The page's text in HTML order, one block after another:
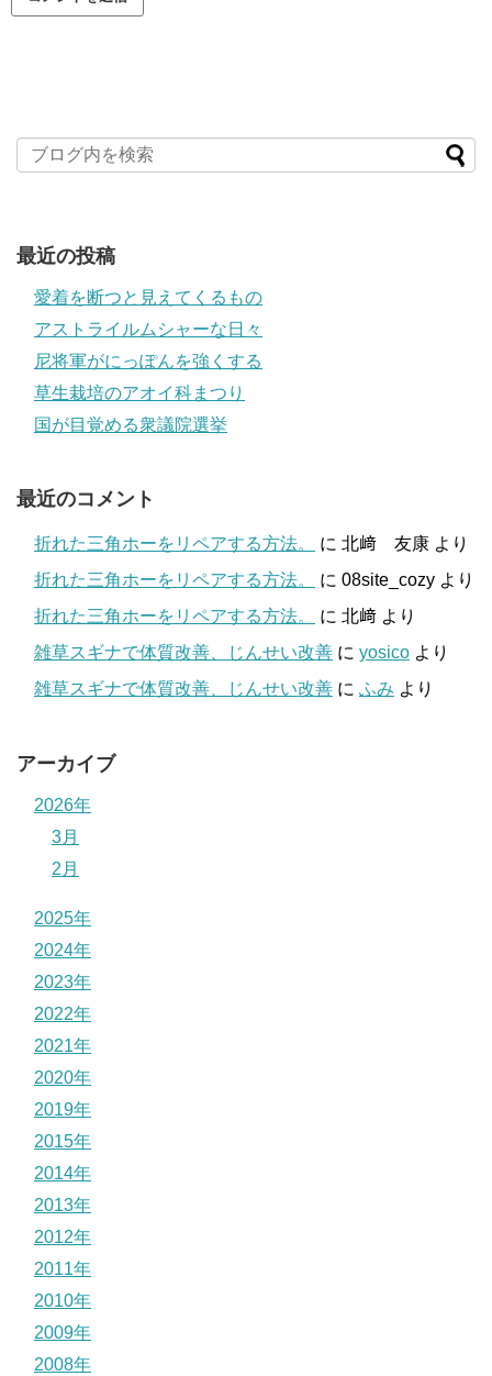
最近の投稿
愛着を断つと見えてくるもの
アストライルムシャーな日々
尼将軍がにっぽんを強くする
草生栽培のアオイ科まつり
国が目覚める衆議院選挙
最近のコメント
折れた三角ホーをリペアする方法。 に 北﨑 友康 より
折れた三角ホーをリペアする方法。
に 08site_cozy より
折れた三角ホーをリペアする方法。
に 北﨑 より
雑草スギナで体質改善、じんせい改善 に yosico より
雑草スギナで体質改善、じんせい改善 に ふみ より
アーカイブ
2026年
3月
2月
2025年
2024年
2023年
2022年
2021年
2020年
2019年
2015年
2014年
2013年
2012年
2011年
2010年
2009年
2008年